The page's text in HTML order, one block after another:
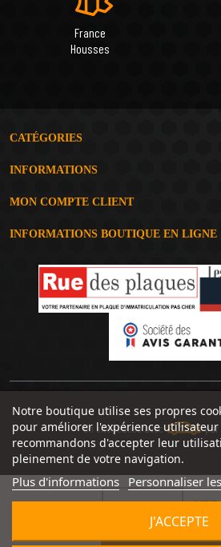
France
Housses
CATÉGORIES
INFORMATIONS
MON COMPTE CLIENT
INFORMATIONS BOUTIQUE EN LIGNE
Notre boutique utilise ses propres
pour améliorer l'expérience utilisateur
recommandons d'accepter leur
pleinement de votre navigation.
Plus d'informations Personnaliser
J'ACCEPTE
Un site réalisé avec par